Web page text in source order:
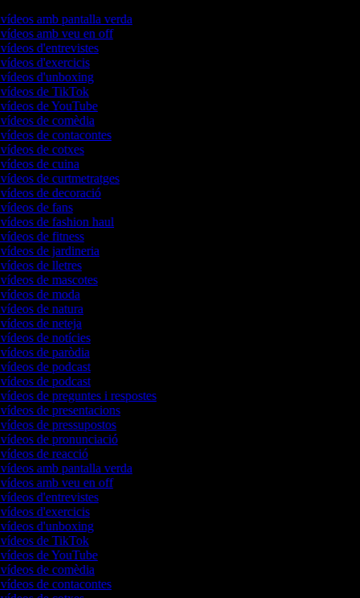
vídeos amb pantalla verda
vídeos amb veu en off
d'entrevistes
vídeos d'exercicis
vídeos d'unboxing
vídeos de TikTok
vídeos de YouTube
de comèdia
de contacontes
de cotxes
de cuina
de curtmetratges
vídeos de decoració
de fans
vídeos de fashion haul
de fitness
vídeos de jardineria
de lletres
de mascotes
de moda
de natura
de neteja
vídeos de notícies
de paròdia
de podcast
de podcast
de preguntes i respostes
de presentacions
de pressupostos
vídeos de pronunciació
de reacció
vídeos amb pantalla verda
vídeos amb veu en off
d'entrevistes
vídeos d'exercicis
vídeos d'unboxing
vídeos de TikTok
vídeos de YouTube
de comèdia
de contacontes